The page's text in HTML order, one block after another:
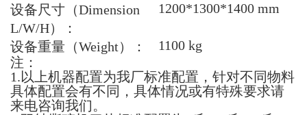
设备尺寸（Dimension
L/W/H）：
1200*1300*1400 mm
设备重量（Weight）：
1100 kg
注：
1.以上机器配置为我厂标准配置，针对不同物料
具体配置会有不同，具体情况或有特殊要求请
来电咨询我们。